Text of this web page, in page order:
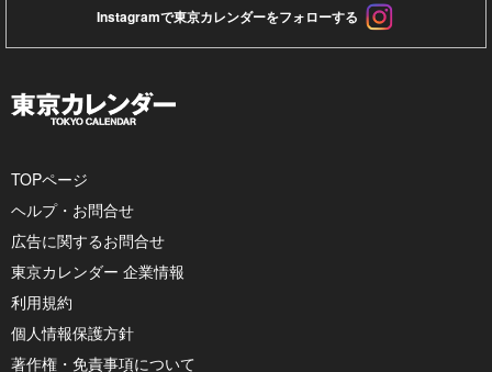
Instagramで東京カレンダーをフォローする
TOPページ
ヘルプ・お問合せ
広告に関するお問合せ
東京カレンダー 企業情報
利用規約
個人情報保護方針
著作権・免責事項について